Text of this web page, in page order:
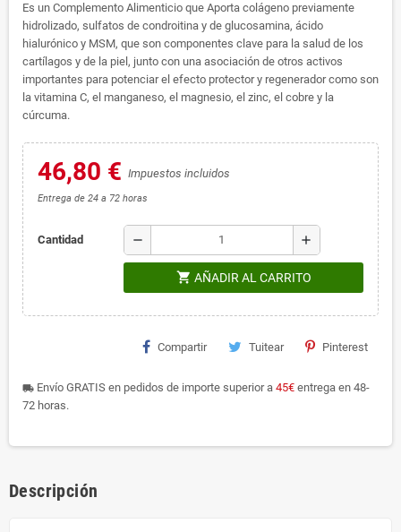
Es un Complemento Alimenticio que Aporta colágeno previamente
hidrolizado, sulfatos de condroitina y de glucosamina, ácido
hialurónico y MSM, que son componentes clave para la salud de los
cartílagos y de la piel, junto con una asociación de otros activos
importantes para potenciar el efecto protector y regenerador como son
la vitamina C, el manganeso, el magnesio, el zinc, el cobre y la
cúrcuma.
46,80 € Impuestos incluidos
Entrega de 24 a 72 horas
Cantidad remove add
shopping_cart AÑADIR AL CARRITO
Compartir Tuitear Pinterest
local_shipping Envío GRATIS en pedidos de importe superior a 45€ entrega en 48-
72 horas.
Descripción